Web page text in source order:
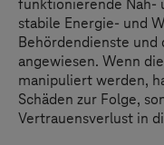
funktionierende Nah-
stabile Energie- und
Behördendienste
angewiesen. Wenn
manipuliert werden,
Schäden zur Folge,
Vertrauensverlust in